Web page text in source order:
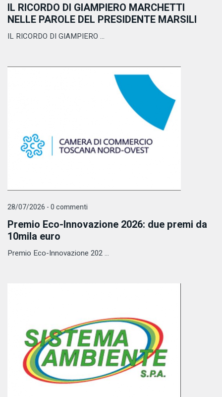
IL RICORDO DI GIAMPIERO MARCHETTI
NELLE PAROLE DEL PRESIDENTE MARSILI
IL RICORDO DI GIAMPIERO ...
28/07/2026 - 0 commenti
Premio Eco-Innovazione 2026: due premi da
10mila euro
Premio Eco-Innovazione 202 ...